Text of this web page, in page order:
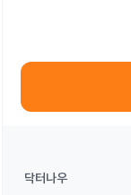
닥터나우